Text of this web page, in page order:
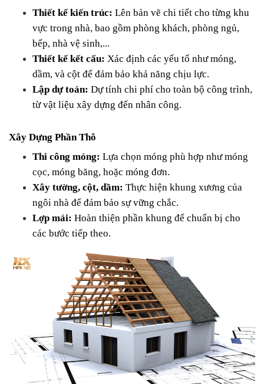
Thiết kế kiến trúc: Lên bản vẽ chi tiết cho từng khu
vực trong nhà, bao gồm phòng khách, phòng ngủ,
bếp, nhà vệ sinh,...
Thiết kế kết cấu: Xác định các yếu tố như móng,
dầm, và cột để đảm bảo khả năng chịu lực.
Lập dự toán: Dự tính chi phí cho toàn bộ công trình,
từ vật liệu xây dựng đến nhân công.
Xây Dựng Phần Thô
Thi công móng: Lựa chọn móng phù hợp như móng
cọc, móng băng, hoặc móng đơn.
Xây tường, cột, dầm: Thực hiện khung xương của
ngôi nhà để đảm bảo sự vững chắc.
Lợp mái: Hoàn thiện phần khung để chuẩn bị cho
các bước tiếp theo.